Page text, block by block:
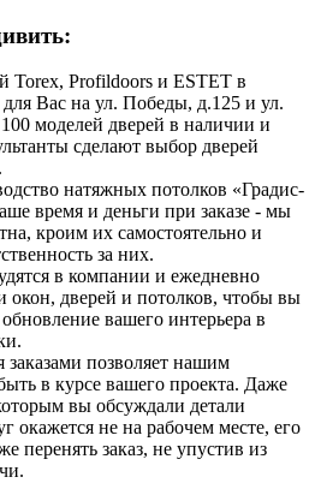
Torex, Profildoors и ESTET в
Вас на ул. Победы, д.125 и ул.
моделей дверей в наличии и
сделают выбор дверей
натяжных потолков «Градис-
время и деньги при заказе - мы
кроим их самостоятельно и
за них.
в компании и ежедневно
дверей и потолков, чтобы вы
вашего интерьера в
заказами позволяет нашим
в курсе вашего проекта. Даже
вы обсуждали детали
окажется не на рабочем месте, его
перенять заказ, не упустив из